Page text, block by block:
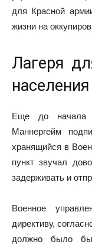
для Красной
жизни на
Лагеря
населения
Еще до начала
Маннергейм
хранящийся в
пункт звучал
задерживать и
Военное
директиву,
должно было